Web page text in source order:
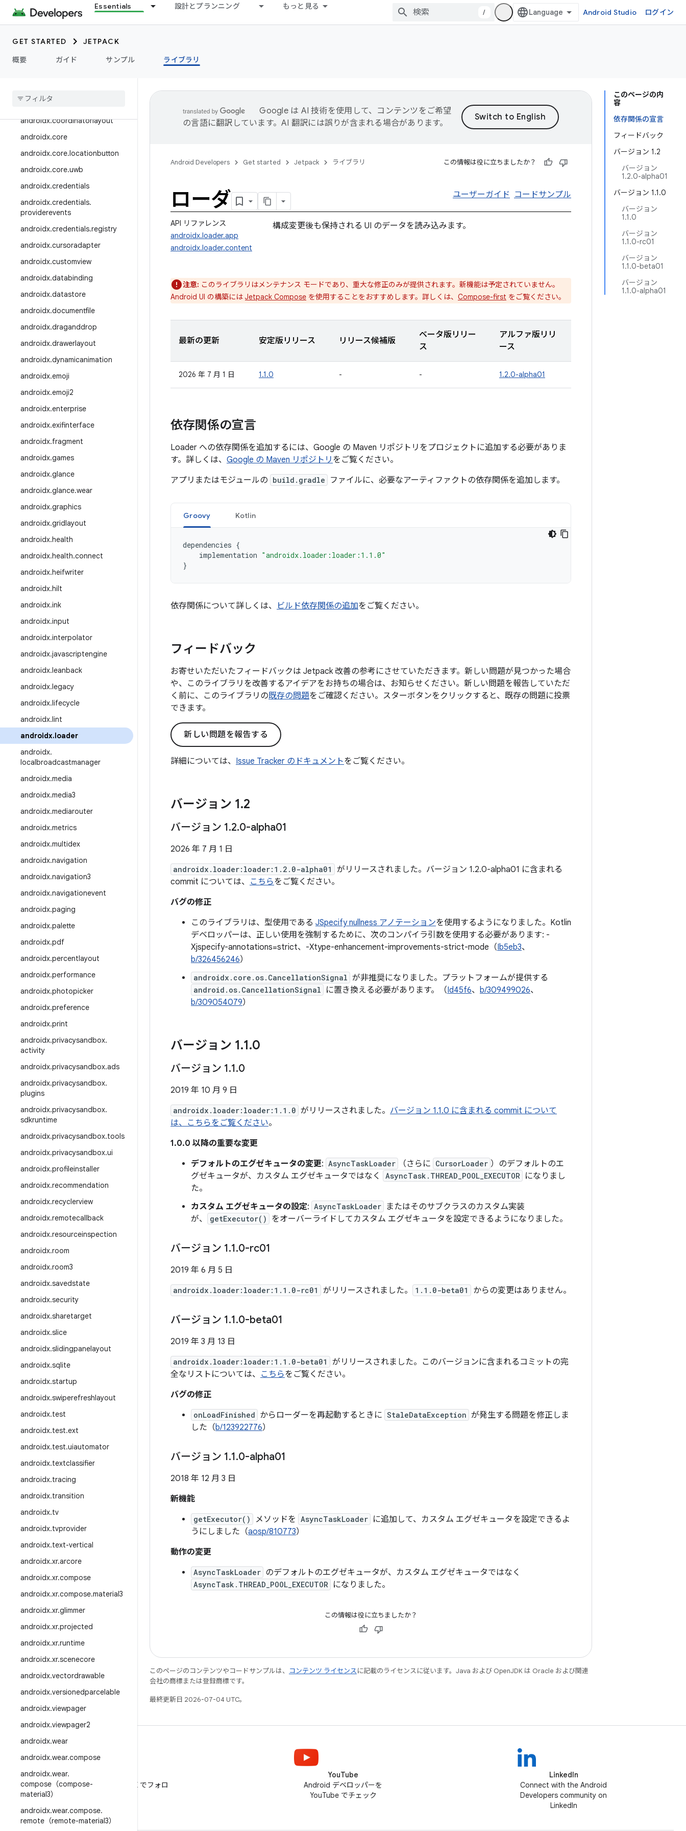
Essentials 設計とプランニング もっと見る
/ Android Studio ログイン
GET STARTED
JETPACK
概要
ガイド サンプル ライブラリ
aptive
androidx.compose.remote
androidx.compose.runtime
androidx.compose.ui
androidx
androidx.coordinatorlayout
androidx.core
androidx.core.locationbutton
androidx.core.uwb
androidx.credentials
androidx.credentials.
providerevents
androidx.credentials.registry
androidx.cursoradapter
androidx.customview
androidx.databinding
androidx.datastore
androidx.documentfile
androidx.draganddrop
androidx.drawerlayout
androidx.dynamicanimation
androidx.emoji
androidx.emoji2
androidx.enterprise
androidx.exifinterface
androidx.fragment
androidx.games
androidx.glance
androidx.glance.wear
androidx.graphics
androidx.gridlayout
androidx.health
androidx.health.connect
androidx.heifwriter
androidx.hilt
androidx.ink
androidx.input
androidx.interpolator
androidx.javascriptengine
androidx.leanback
androidx.legacy
androidx.lifecycle
androidx.lint
androidx.loader
androidx.
localbroadcastmanager
androidx.media
androidx.media3
androidx.mediarouter
androidx.metrics
androidx.multidex
androidx.navigation
androidx.navigation3
androidx.navigationevent
androidx.paging
androidx.palette
androidx.pdf
androidx.percentlayout
androidx.performance
androidx.photopicker
androidx.preference
androidx.print
androidx.privacysandbox.
activity
androidx.privacysandbox.ads
androidx.privacysandbox.
plugins
androidx.privacysandbox.
sdkruntime
androidx.privacysandbox.tools
androidx.privacysandbox.ui
androidx.profileinstaller
androidx.recommendation
androidx.recyclerview
androidx.remotecallback
androidx.resourceinspection
androidx.room
androidx.room3
androidx.savedstate
androidx.security
androidx.sharetarget
androidx.slice
androidx.slidingpanelayout
androidx.sqlite
androidx.startup
androidx.swiperefreshlayout
androidx.test
androidx.test.ext
androidx.test.uiautomator
androidx.textclassifier
androidx.tracing
androidx.transition
androidx.tv
androidx.tvprovider
androidx.text-vertical
androidx.xr.arcore
androidx.xr.compose
androidx.xr.compose.material3
androidx.xr.glimmer
androidx.xr.projected
androidx.xr.runtime
androidx.xr.scenecore
androidx.vectordrawable
androidx.versionedparcelable
androidx.viewpager
androidx.viewpager2
androidx.wear
androidx.wear.compose
androidx.wear.
compose（compose-
material3）
androidx.wear.compose.
remote（remote-material3）
このページの内
容
依存関係の宣言
フィードバック
バージョン 1.2
バージョン
1.2.0-alpha01
バージョン 1.1.0
バージョン
1.1.0
バージョン
1.1.0-rc01
バージョン
1.1.0-beta01
バージョン
1.1.0-alpha01
Google は AI 技術を使用して、コンテンツをご希望
の言語に翻訳しています。AI 翻訳には誤りが含まれる場合があります。
Android Developers Get started Jetpack ライブラリ この情報は役に立ちましたか？
ローダ ユーザーガイド コードサンプル
API リファレンス
androidx.loader.app
androidx.loader.content
構成変更後も保持される UI のデータを読み込みます。
注意: このライブラリはメンテナンス モードであり、重大な修正のみが提供されます。新機能は予定されていません。
Android UI の構築には Jetpack Compose を使用することをおすすめします。詳しくは、 Compose-first をご覧ください。
最新の更新 安定版リリース リリース候補版
ベータ版リリー
ス
アルファ版リリ
ース
2026 年 7 月 1 日 1.1.0 - - 1.2.0-alpha01
依存関係の宣言
Loader への依存関係を追加するには、Google の Maven リポジトリをプロジェクトに追加する必要がありま
す。詳しくは、 Google の Maven リポジトリ をご覧ください。
アプリまたはモジュールの build.gradle ファイルに、必要なアーティファクトの依存関係を追加します。
Groovy Kotlin
dependencies {
implementation "androidx.loader:loader:1.1.0"
}
依存関係について詳しくは、 ビルド依存関係の追加をご覧ください。
フィードバック
お寄せいただいたフィードバックは Jetpack 改善の参考にさせていただきます。新しい問題が見つかった場合
や、このライブラリを改善するアイデアをお持ちの場合は、お知らせください。新しい問題を報告していただ
く前に、このライブラリの既存の問題をご確認ください。スターボタンをクリックすると、既存の問題に投票
できます。
新しい問題を報告する
詳細については、 Issue Tracker のドキュメントをご覧ください。
バージョン 1.2
バージョン 1.2.0-alpha01
2026 年 7 月 1 日
androidx.loader:loader:1.2.0-alpha01
がリリースされました。バージョン 1.2.0-alpha01 に含まれる
commit については、 こちらをご覧ください。
バグの修正
このライブラリは、型使用である JSpecify nullness アノテーションを使用するようになりました。Kotlin
デベロッパーは、正しい使用を強制するために、次のコンパイラ引数を使用する必要があります: -
Xjspecify-annotations=strict、-Xtype-enhancement-improvements-strict-mode（Ib5eb3、
b/326456246）
androidx.core.os.CancellationSignal が非推奨になりました。プラットフォームが提供する
android.os.CancellationSignal に置き換える必要があります。（Id45f6、 b/309499026、
b/309054079）
バージョン 1.1.0
バージョン 1.1.0
2019 年 10 月 9 日
androidx.loader:loader:1.1.0 がリリースされました。 バージョン 1.1.0 に含まれる commit について
は、こちらをご覧ください。
1.0.0 以降の重要な変更
デフォルトのエグゼキュータの変更: AsyncTaskLoader （さらに CursorLoader ）のデフォルトのエ
グゼキュータが、カスタム エグゼキュータではなく
AsyncTask.THREAD_POOL_EXECUTOR
になりまし
た。
カスタム エグゼキュータの設定: AsyncTaskLoader
またはそのサブクラスのカスタム実装
が、
getExecutor() をオーバーライドしてカスタム エグゼキュータを設定できるようになりました。
バージョン 1.1.0-rc01
2019 年 6 月 5 日
androidx.loader:loader:1.1.0-rc01 がリリースされました。 1.1.0-beta01 からの変更はありません。
バージョン 1.1.0-beta01
2019 年 3 月 13 日
androidx.loader:loader:1.1.0-beta01
がリリースされました。このバージョンに含まれるコミットの完
全なリストについては、 こちらをご覧ください。
バグの修正
onLoadFinished からローダーを再起動するときに StaleDataException が発生する問題を修正しま
した（b/123922776）
バージョン 1.1.0-alpha01
2018 年 12 月 3 日
新機能
getExecutor() メソッドを AsyncTaskLoader に追加して、カスタム エグゼキュータを設定できるよ
うにしました（aosp/810773）
動作の変更
AsyncTaskLoader のデフォルトのエグゼキュータが、カスタム エグゼキュータではなく
AsyncTask.THREAD_POOL_EXECUTOR になりました。
この情報は役に立ちましたか？
このページのコンテンツやコードサンプルは、 コンテンツ ライセンスに記載のライセンスに従います。Java および OpenJDK は Oracle および関連
会社の商標または登録商標です。
最終更新日 2026-07-04 UTC。
@AndroidDev を X でフォロ
YouTube
Android デベロッパーを
YouTube でチェック
LinkedIn
Connect with the Android
Developers community on
LinkedIn